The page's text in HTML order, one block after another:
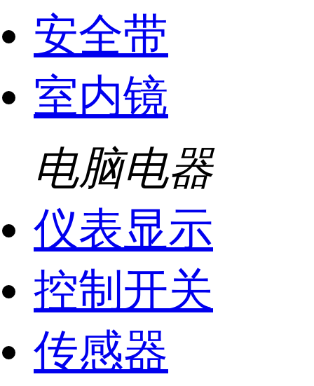
安全带
室内镜
电脑电器
仪表显示
控制开关
传感器